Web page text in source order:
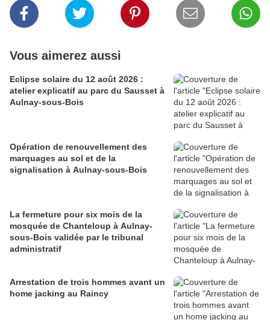
Vous aimerez aussi
Eclipse solaire du 12 août 2026 :
atelier explicatif au parc du Sausset à
Aulnay-sous-Bois
Opération de renouvellement des
marquages au sol et de la
signalisation à Aulnay-sous-Bois
La fermeture pour six mois de la
mosquée de Chanteloup à Aulnay-
sous-Bois validée par le tribunal
administratif
Arrestation de trois hommes avant un
home jacking au Raincy